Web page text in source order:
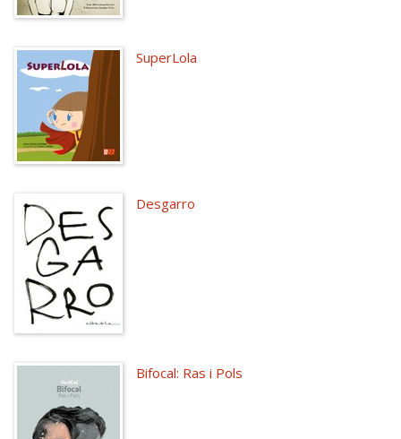
SuperLola
Desgarro
Bifocal: Ras i Pols